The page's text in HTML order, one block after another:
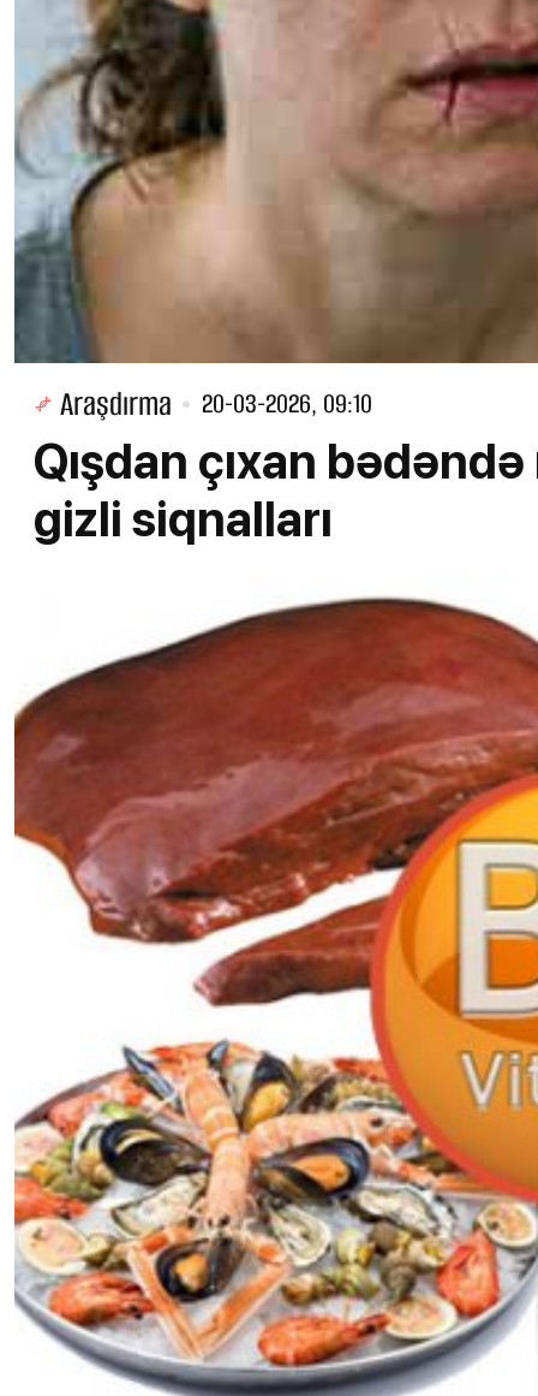
Araşdırma 20-03-2026, 09:10
Qışdan çıxan
gizli siqnalları